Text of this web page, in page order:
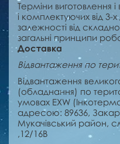
Терміни виготовлення
і комплектуючих від 3-х
залежності від
загальні принципи
Доставка
Відвантаження по
Відвантаження
(обладнання) по
умовах EXW
адресою: 89636,
Мукачівський район,
,12/16В